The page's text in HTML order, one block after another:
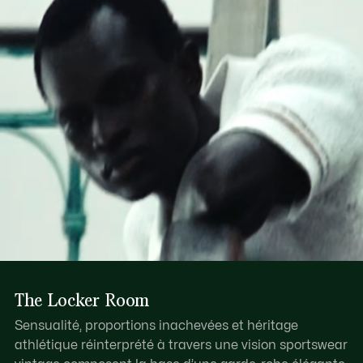
Fermeture zippée avec tirette en cuir
Crocodile ton sur ton embossé au bas
The Locker Room
Sensualité, proportions inachevées et héritage
athlétique réinterprété à travers une vision sportswear